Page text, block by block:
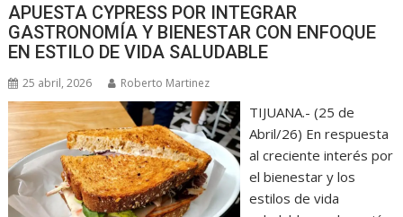
APUESTA CYPRESS POR INTEGRAR
GASTRONOMÍA Y BIENESTAR CON ENFOQUE
EN ESTILO DE VIDA SALUDABLE
25 abril, 2026 Roberto Martinez
TIJUANA.- (25 de
Abril/26) En respuesta
al creciente interés por
el bienestar y los
estilos de vida